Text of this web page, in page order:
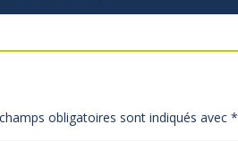
obligatoires sont indiqués avec*